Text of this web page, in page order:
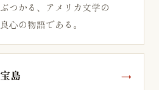
ぶつかる、アメリカ文学の
良心の物語である。
宝島